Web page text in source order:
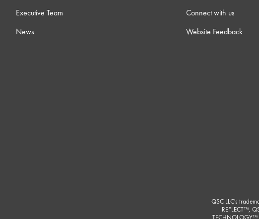
Executive Team
News
Connect with us
Website Feedback
QSC LLC's
REFLECT™,